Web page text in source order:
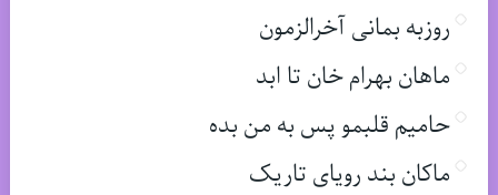
روزبه بمانی آخرالزمون
ماهان بهرام خان تا ابد
حامیم قلبمو پس به من بده
ماکان بند رویای تاریک